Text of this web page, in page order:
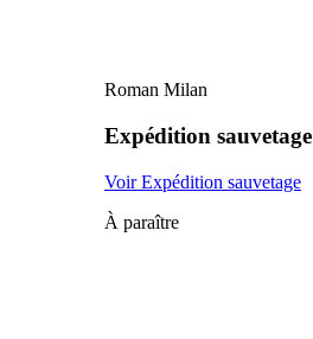
Roman Milan
Expédition sauvetage
Voir Expédition sauvetage
À paraître